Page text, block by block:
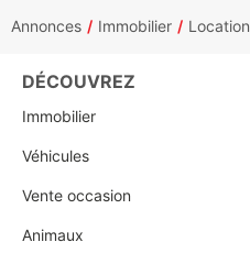
Annonces Immobilier Location
DÉCOUVREZ
Immobilier
Véhicules
Vente occasion
Animaux